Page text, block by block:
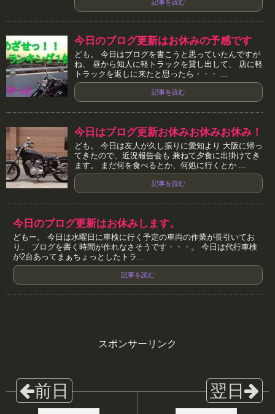
記事を読む
今日のブログ更新はお休みの予感です
ども。 今日はブログを書こうと思っていたんですが
ね、 昼から知人に軽トラックを貸し出して、 店に軽
トラックを返しに来たと思ったら・・・ ...
記事を読む
今日はブログ更新お休みお休みお休み！
ども。 今日は友人が久し振りに愛知より 大阪に帰っ
てきたので、近況報告会も 兼ねて夕食に出掛けてき
ます。 まだ何を食べるとか、何処に行くとか ...
記事を読む
今日のブログ更新はお休みします。
どもー。 今日は水曜日に車検に行く予定の車両の作業が長引いてお
り、 ブログを書く時間が作れなさそうです・・・。 今日は代行車検
が2台あってまぁちょっとしたトラ...
記事を読む
スポンサーリンク